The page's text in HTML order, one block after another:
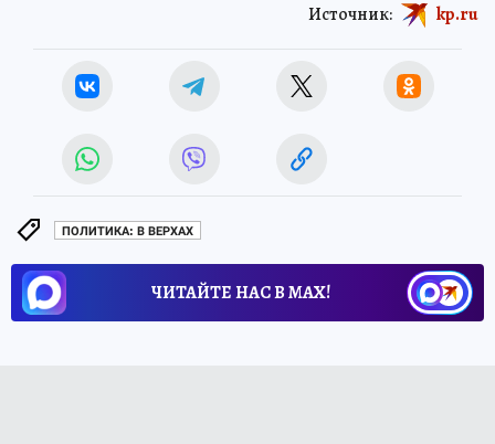
Источник: kp.ru
ПОЛИТИКА: В ВЕРХАХ
ЧИТАЙТЕ НАС В МАХ!